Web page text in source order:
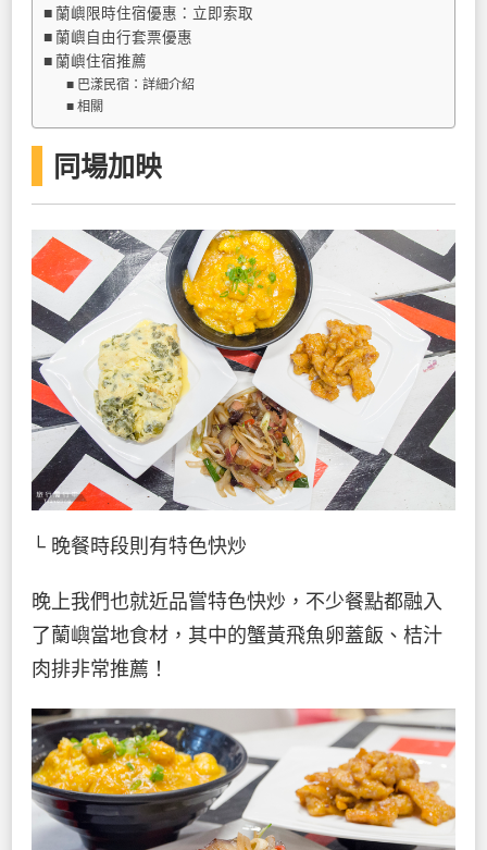
蘭嶼限時住宿優惠：立即索取
蘭嶼自由行套票優惠
蘭嶼住宿推薦
巴漾民宿：詳細介紹
相關
同場加映
└ 晚餐時段則有特色快炒
晚上我們也就近品嘗特色快炒，不少餐點都融入
了蘭嶼當地食材，其中的蟹黃飛魚卵蓋飯、桔汁
肉排非常推薦！